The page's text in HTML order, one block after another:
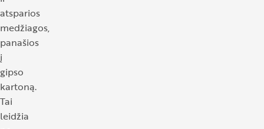
atsparios
medžiagos,
panašios
į
gipso
kartoną.
Tai
leidžia